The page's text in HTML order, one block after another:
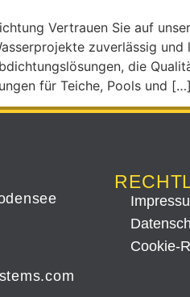
Vertrauen Sie auf
zuverlässig
die
für Teiche, Pools und […]
Cookie-